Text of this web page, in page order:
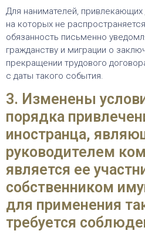
Для нанимателей,
на которых не
обязанность письменно
гражданству и миграции о
прекращении трудового
с даты такого события.
3. Изменены
порядка
иностранца,
руководителем
является ее
собственником
для применения
требуется